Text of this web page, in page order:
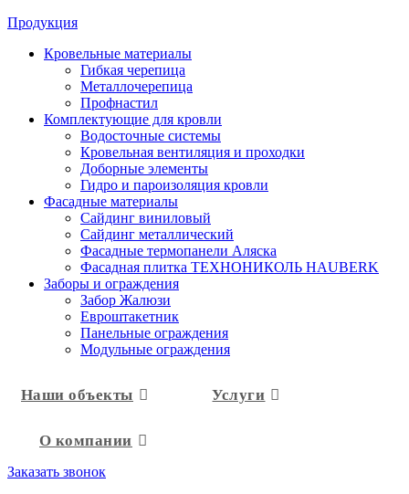
Продукция
Кровельные материалы
Гибкая черепица
Металлочерепица
Профнастил
Комплектующие для кровли
Водосточные системы
Кровельная вентиляция и проходки
Доборные элементы
Гидро и пароизоляция кровли
Фасадные материалы
Сайдинг виниловый
Сайдинг металлический
Фасадные термопанели Аляска
Фасадная плитка ТЕХНОНИКОЛЬ HAUBERK
Заборы и ограждения
Забор Жалюзи
Евроштакетник
Панельные ограждения
Модульные ограждения
Наши объекты Услуги
О компании
Заказать звонок